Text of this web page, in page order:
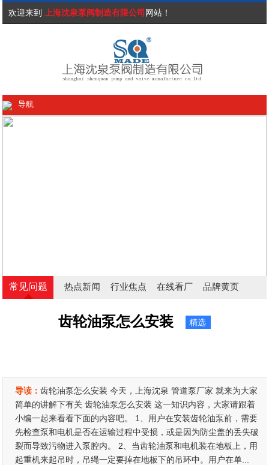
欢迎来到 上海沈泉泵阀制造有限公司 网站！
导航
常见问题 热点新闻 行业焦点 在线看厂 品牌黄页
齿轮油泵怎么安装 精选
导读：齿轮油泵怎么安装 今天，上海沈泉 管道泵厂家 就来为大家
简单的讲解下有关 齿轮油泵怎么安装 这一知识内容，大家请跟着
小编一起来看看下面的内容吧。 1、用户在安装齿轮油泵前，需要
先检查泵和电机是否在运输过程中受损，或是因为防尘盖的丢失破
裂而导致污物进入泵腔内。 2、当齿轮油泵和电机装在地板上，用
起重机来起吊时，吊绳一定要掉在地板下的吊环中。用户在单...